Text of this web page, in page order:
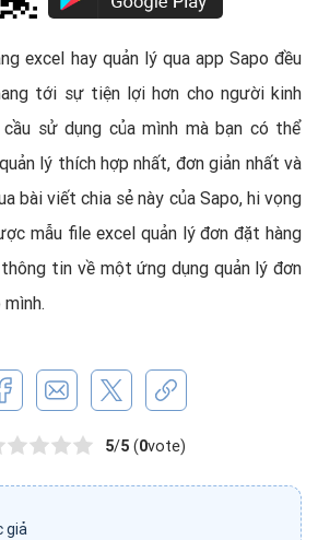
excel hay quản lý qua app Sapo đều
tới sự tiện lợi hơn cho người kinh
cầu sử dụng của mình mà bạn có thể
lý thích hợp nhất, đơn giản nhất và
bài viết chia sẻ này của Sapo, hi vọng
mẫu file excel quản lý đơn đặt hàng
tin về một ứng dụng quản lý đơn
5/5 (0vote)
giả